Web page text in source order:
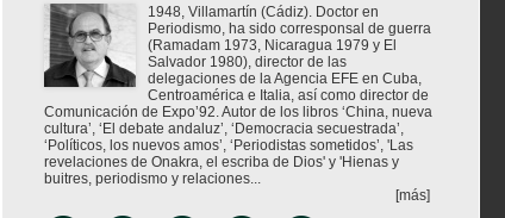
1948, Villamartín (Cádiz). Doctor en
Periodismo, ha sido corresponsal de guerra
(Ramadam 1973, Nicaragua 1979 y El
Salvador 1980), director de las
delegaciones de la Agencia EFE en Cuba,
Centroamérica e Italia, así como director de
Comunicación de Expo’92. Autor de los libros ‘China, nueva
cultura’, ‘El debate andaluz’, ‘Democracia secuestrada’,
‘Políticos, los nuevos amos’, ‘Periodistas sometidos’, 'Las
revelaciones de Onakra, el escriba de Dios' y 'Hienas y
buitres, periodismo y relaciones...
[más]